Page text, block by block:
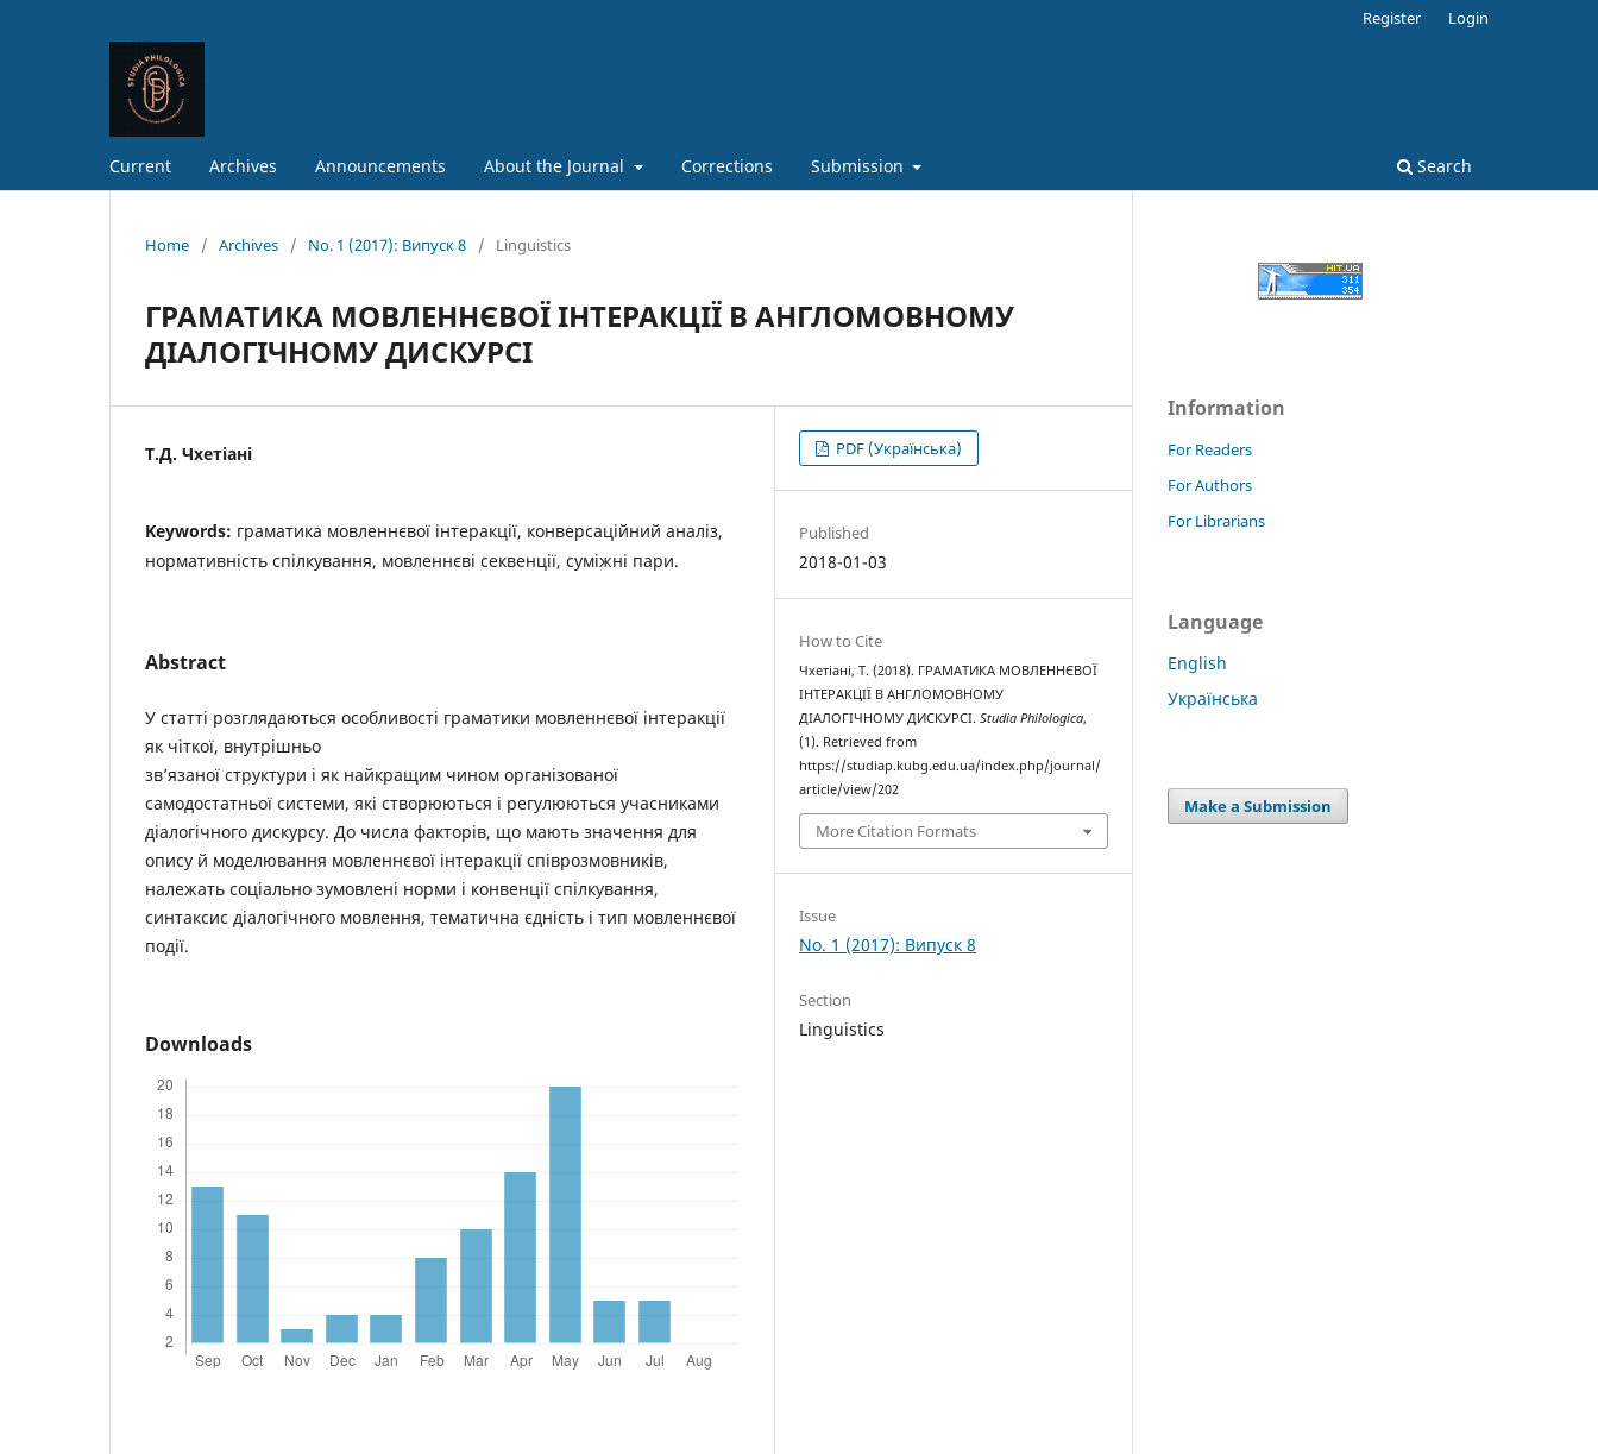
Current Archives Announcements About the Journal Corrections Submission Search
Register Login
Home / Archives / No. 1 (2017): Випуск 8 / Linguistics
ГРАМАТИКА МОВЛЕННЄВОЇ ІНТЕРАКЦІЇ В АНГЛОМОВНОМУ
ДІАЛОГІЧНОМУ ДИСКУРСІ
Т.Д. Чхетіані
Keywords: граматика мовленнєвої інтеракції, конверсаційний аналіз,
нормативність спілкування, мовленнєві секвенції, суміжні пари.
Abstract
У статті розглядаються особливості граматики мовленнєвої інтеракції
як чіткої, внутрішньо
зв’язаної структури і як найкращим чином організованої
самодостатньої системи, які створюються і регулюються учасниками
діалогічного дискурсу. До числа факторів, що мають значення для
опису й моделювання мовленнєвої інтеракції співрозмовників,
належать соціально зумовлені норми і конвенції спілкування,
синтаксис діалогічного мовлення, тематична єдність і тип мовленнєвої
події.
Downloads
PDF (Українська)
Published
2018-01-03
How to Cite
Чхетіані, Т. (2018). ГРАМАТИКА МОВЛЕННЄВОЇ
ІНТЕРАКЦІЇ В АНГЛОМОВНОМУ
ДІАЛОГІЧНОМУ ДИСКУРСІ.Studia Philologica,
(1). Retrieved from
https://studiap.kubg.edu.ua/index.php/journal/
article/view/202
More Citation Formats
Issue
No. 1 (2017): Випуск 8
Section
Linguistics
Information
For Readers
For Authors
For Librarians
Language
English
Українська
Make a Submission